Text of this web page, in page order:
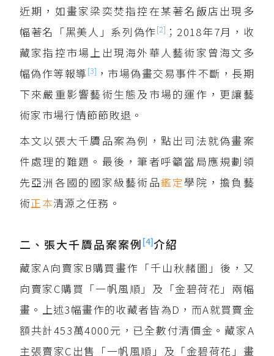
近期，如畫家梁奕焚指控在某著名飯店出現多
幅著名「黑美人」系列偽作[2] ；2018年7月，收
藏家指控市場上出現海外華人藝術家曾海文多
幅偽作等報導 [3] ，市場偽畫交易事件不斷，長期
下來嚴重影響藝術生態及市場的運作，更讓藝
術家市場行情節節敗退。
本文以張大千贗品案為例，點出司法就偽畫案
件處理的難題。最後，筆者呼籲當局應規劃領
先亞洲各國的國家級藝術品鑑定學院，擔負藝
術正本清源之任務。
二、張大千贗品案案例 [4]介紹
藏家A向賣家B購買畫作「千山秋赭圖」後，又
向賣家C購買「一帆風順」及「金碧荷花」兩幅
畫。上述3幅畫作的收藏者皆為D，而A就買賣金
額共計453萬4000元，已全數付清價金。藏家A
主張賣家C出售「一帆風順」及「金碧荷花」畫